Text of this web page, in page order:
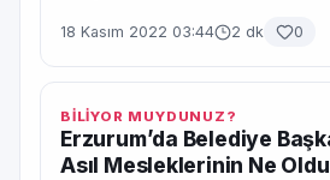
18 Kasım 2022 03:44 2 dk 0
BİLİYOR MUYDUNUZ?
Erzurum’da Belediye
Asıl Mesleklerinin Ne